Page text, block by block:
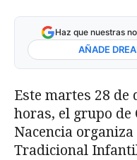
Haz que nuestras
AÑADE
Este martes 28 de
horas, el grupo de
Nacencia
Tradicional